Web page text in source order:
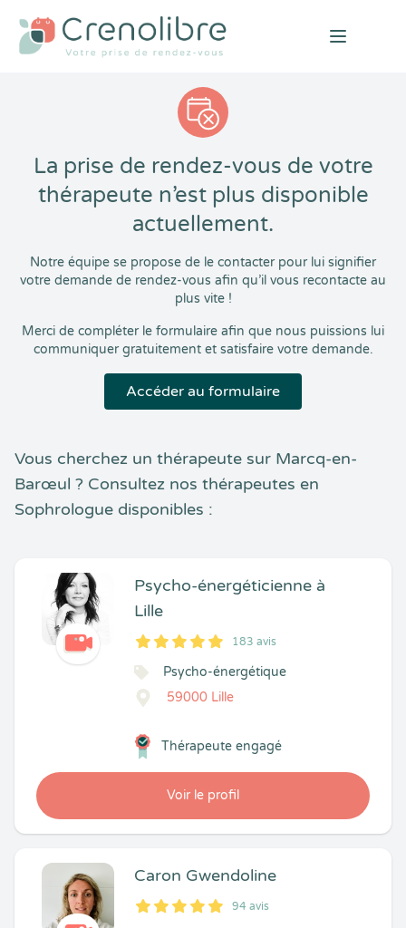
Open
La prise de rendez-vous de votre
thérapeute n’est plus disponible
actuellement.
Notre équipe se propose de le contacter pour lui signifier
votre demande de rendez-vous afin qu’il vous recontacte au
plus vite !
Merci de compléter le formulaire afin que nous puissions lui
communiquer gratuitement et satisfaire votre demande.
Accéder au formulaire
Vous cherchez un thérapeute sur Marcq-en-
Barœul ? Consultez nos thérapeutes en
Sophrologue disponibles :
Psycho-énergéticienne à
Lille
5
1
5
183 183 avis
Psycho-énergétique
59000 Lille
Voir le profil
Thérapeute engagé
Caron Gwendoline
5
1
5
94 94 avis